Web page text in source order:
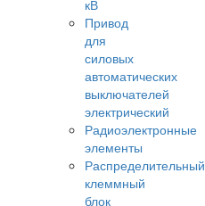
кВ
Привод
для
силовых
автоматических
выключателей
электрический
Радиоэлектронные
элементы
Распределительный
клеммный
блок